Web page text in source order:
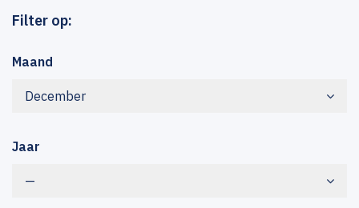
Filter op:
Maand
December
Jaar
—